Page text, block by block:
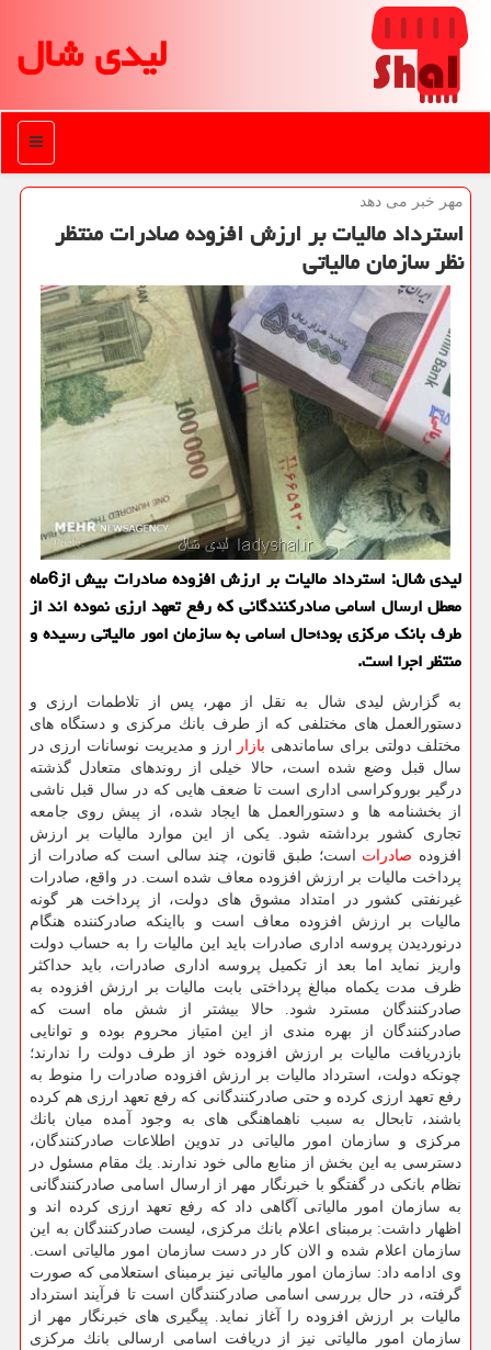
لیدی شال
منو
مهر خبر می دهد
استرداد مالیات بر ارزش افزوده صادرات منتظر
نظر سازمان مالیاتی
لیدی شال: استرداد مالیات بر ارزش افزوده صادرات بیش از6ماه
معطل ارسال اسامی صادركنندگانی كه رفع تعهد ارزی نموده اند از
طرف بانك مركزی بود؛حال اسامی به سازمان امور مالیاتی رسیده و
منتظر اجرا است.
به گزارش لیدی شال به نقل از مهر، پس از تلاطمات ارزی و
دستورالعمل های مختلفی كه از طرف بانك مركزی و دستگاه های
مختلف دولتی برای ساماندهی بازار ارز و مدیریت نوسانات ارزی در
سال قبل وضع شده است، حالا خیلی از روندهای متعادل گذشته
درگیر بوروكراسی اداری است تا ضعف هایی كه در سال قبل ناشی
از بخشنامه ها و دستورالعمل ها ایجاد شده، از پیش روی جامعه
تجاری كشور برداشته شود. یكی از این موارد مالیات بر ارزش
افزوده صادرات است؛ طبق قانون، چند سالی است كه صادرات از
پرداخت مالیات بر ارزش افزوده معاف شده است. در واقع، صادرات
غیرنفتی كشور در امتداد مشوق های دولت، از پرداخت هر گونه
مالیات بر ارزش افزوده معاف است و بااینكه صادركننده هنگام
درنوردیدن پروسه اداری صادرات باید این مالیات را به حساب دولت
واریز نماید اما بعد از تكمیل پروسه اداری صادرات، باید حداكثر
ظرف مدت یكماه مبالغ پرداختی بابت مالیات بر ارزش افزوده به
صادركنندگان مسترد شود. حالا بیشتر از شش ماه است كه
صادركنندگان از بهره مندی از این امتیاز محروم بوده و توانایی
بازدریافت مالیات بر ارزش افزوده خود از طرف دولت را ندارند؛
چونكه دولت، استرداد مالیات بر ارزش افزوده صادرات را منوط به
رفع تعهد ارزی كرده و حتی صادركنندگانی كه رفع تعهد ارزی هم كرده
باشند، تابحال به سبب ناهماهنگی های به وجود آمده میان بانك
مركزی و سازمان امور مالیاتی در تدوین اطلاعات صادركنندگان،
دسترسی به این بخش از منابع مالی خود ندارند. یك مقام مسئول در
نظام بانكی در گفتگو با خبرنگار مهر از ارسال اسامی صادركنندگانی
به سازمان امور مالیاتی آگاهی داد كه رفع تعهد ارزی كرده اند و
اظهار داشت: برمبنای اعلام بانك مركزی، لیست صادركنندگان به این
سازمان اعلام شده و الان كار در دست سازمان امور مالیاتی است.
وی ادامه داد: سازمان امور مالیاتی نیز برمبنای استعلامی كه صورت
گرفته، در حال بررسی اسامی صادركنندگان است تا فرآیند استرداد
مالیات بر ارزش افزوده را آغاز نماید. پیگیری های خبرنگار مهر از
سازمان امور مالیاتی نیز از دریافت اسامی ارسالی بانك مركزی